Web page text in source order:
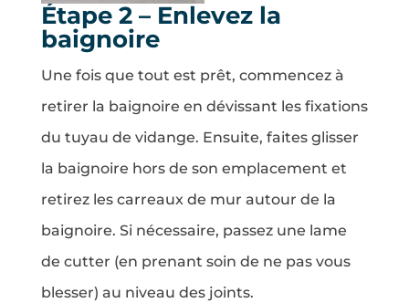
Étape 2 – Enlevez la
baignoire
Une fois que tout est prêt, commencez à
retirer la baignoire en dévissant les fixations
du tuyau de vidange. Ensuite, faites glisser
la baignoire hors de son emplacement et
retirez les carreaux de mur autour de la
baignoire. Si nécessaire, passez une lame
de cutter (en prenant soin de ne pas vous
blesser) au niveau des joints.